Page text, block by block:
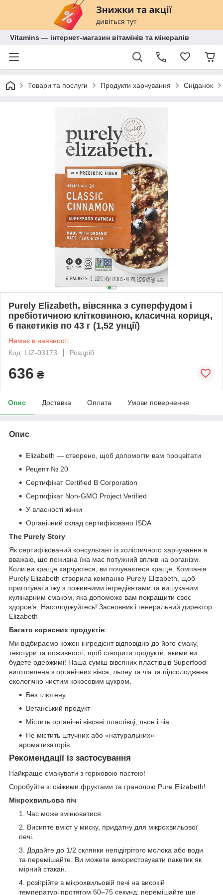
Vitamins — інтернет-магазин вітамінів та мінералів
Товари та послуги Продукти харчування Сніданок
Purely Elizabeth, вівсянка з суперфудом і
пребіотичною клітковиною, класична кориця,
6 пакетиків по 43 г (1,52 унції)
Немає в наявності
Код: LIZ-03173
Роздріб
636 ₴
Опис Доставка Оплата Умови повернення
Опис
Elizabeth — створено, щоб допомогти вам процвітати
Рецепт № 20
Сертифікат Certified B Corporation
Сертифікат Non-GMO Project Verified
У власності жінки
Органічний склад сертифіковано ISDA
The Purely Story
Як сертифікований консультант із холістичного харчування я
вважаю, що поживна їжа має потужний вплив на організм.
Коли ви краще харчуєтеся, ви почуваєтеся краще. Компанія
Purely Elizabeth створила компанію Purely Elizabeth, щоб
приготувати їжу з поживними інгредієнтами та вишуканим
кулінарним смаком, яка допоможе вам покращити своє
здоров’я. Насолоджуйтесь! Засновник і генеральний директор
Elizabeth
Багато корисних продуктів
Ми відбираємо кожен інгредієнт відповідно до його смаку,
текстури та поживності, щоб створити продукти, якими ви
будете одержимі! Наша суміш вівсяних пластівців Superfood
виготовлена з органічних вівса, льону та чіа та підсолоджена
екологічно чистим кокосовим цукром.
Без глютену
Веганський продукт
Містить органічні вівсяні пластівці, льон і чіа
Не містить штучних або «натуральних»
ароматизаторів
Рекомендації із застосування
Найкраще смакувати з горіховою пастою!
Спробуйте зі свіжими фруктами та гранолою Pure Elizabeth!
Мікрохвильова піч
Час може змінюватися.
Висипте вміст у миску, придатну для мікрохвильової
печі.
Додайте до 1/2 склянки непідігрітого молока або води
та перемішайте. Ви можете використовувати пакетик як
мірний стакан.
розігрійте в мікрохвильовій печі на високій
температурі протягом 60–75 секунд; перемішайте ще